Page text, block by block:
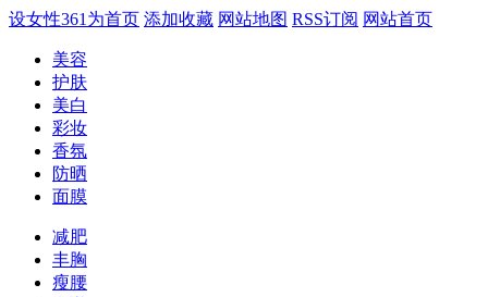
设女性361为首页 添加收藏 网站地图 RSS订阅 网站首页
美容
护肤
美白
彩妆
香氛
防晒
面膜
减肥
丰胸
瘦腰